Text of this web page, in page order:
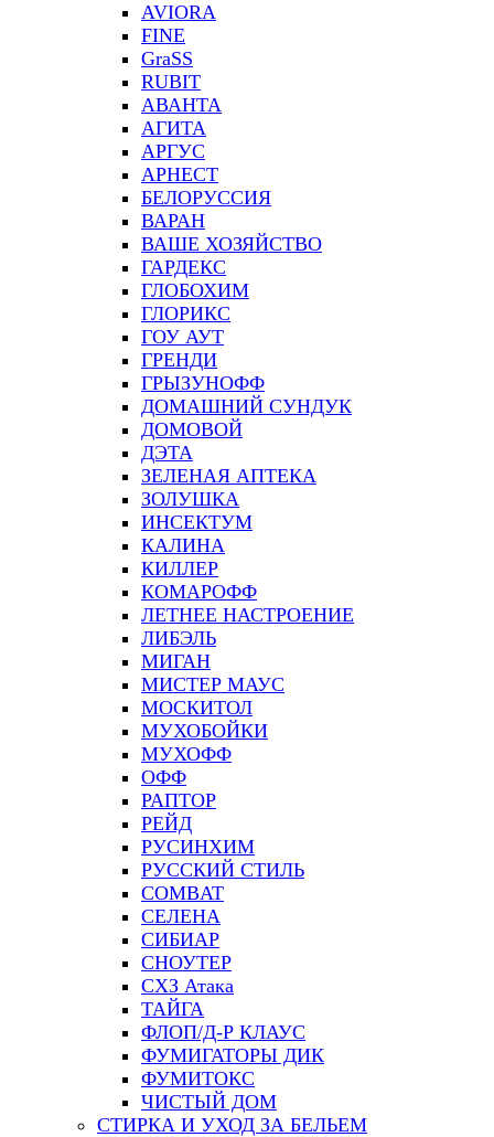
AVIORA
FINE
GraSS
RUBIT
АВАНТА
АГИТА
АРГУС
АРНЕСТ
БЕЛОРУССИЯ
ВАРАН
ВАШЕ ХОЗЯЙСТВО
ГАРДЕКС
ГЛОБОХИМ
ГЛОРИКС
ГОУ АУТ
ГРЕНДИ
ГРЫЗУНОФФ
ДОМАШНИЙ СУНДУК
ДОМОВОЙ
ДЭТА
ЗЕЛЕНАЯ АПТЕКА
ЗОЛУШКА
ИНСЕКТУМ
КАЛИНА
КИЛЛЕР
КОМАРОФФ
ЛЕТНЕЕ НАСТРОЕНИЕ
ЛИБЭЛЬ
МИГАН
МИСТЕР МАУС
МОСКИТОЛ
МУХОБОЙКИ
МУХОФФ
ОФФ
РАПТОР
РЕЙД
РУСИНХИМ
РУССКИЙ СТИЛЬ
СOMBAT
СЕЛЕНА
СИБИАР
СНОУТЕР
СХЗ Атака
ТАЙГА
ФЛОП/Д-Р КЛАУС
ФУМИГАТОРЫ ДИК
ФУМИТОКС
ЧИСТЫЙ ДОМ
СТИРКА И УХОД ЗА БЕЛЬЕМ